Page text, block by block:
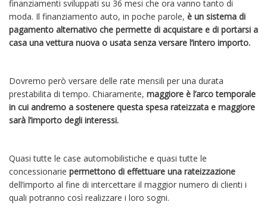
finanziamenti sviluppati su 36 mesi che ora vanno tanto di
moda. Il finanziamento auto, in poche parole, è un sistema di
pagamento alternativo che permette di acquistare e di portarsi a
casa una vettura nuova o usata senza versare l’intero importo.
Dovremo però versare delle rate mensili per una durata
prestabilita di tempo. Chiaramente, maggiore è l’arco temporale
in cui andremo a sostenere questa spesa rateizzata e maggiore
sarà l’importo degli interessi.
Quasi tutte le case automobilistiche e quasi tutte le
concessionarie permettono di effettuare una rateizzazione
dell’importo al fine di intercettare il maggior numero di clienti i
quali potranno così realizzare i loro sogni.